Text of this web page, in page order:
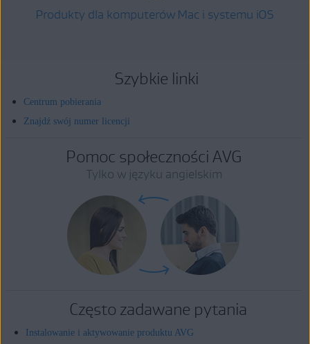
Produkty dla komputerów Mac i systemu iOS
Szybkie linki
Centrum pobierania
Znajdź swój numer licencji
Pomoc społeczności AVG
Tylko w języku angielskim
Często zadawane pytania
Instalowanie i aktywowanie produktu AVG